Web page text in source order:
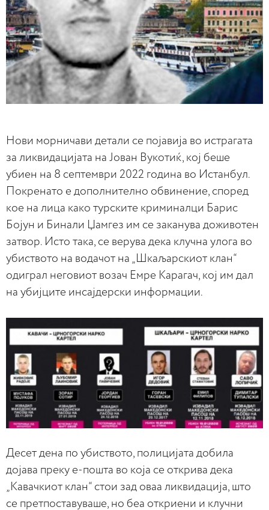
Нови морничави детали се појавија во истрагата
за ликвидацијата на Јован Вукотиќ, кој беше
убиен на 8 септември 2022 година во Истанбул.
Покренато е дополнително обвинение, според
кое на лица како турските криминалци Барис
Бојун и Бинали Џамгез им се заканува доживотен
затвор. Исто така, се верува дека клучна улога во
убиството на водачот на „Шкаљарскиот клан“
одиграл неговиот возач Емре Карагач, кој им дал
на убијците инсајдерски информации.
Д есет дена по убиството, полицијата добила
дојава преку е-пошта во која се открива дека
„Кавачкиот клан“ стои зад оваа ликвидација, што
се претпоставуваше, но беа откриени и клучни